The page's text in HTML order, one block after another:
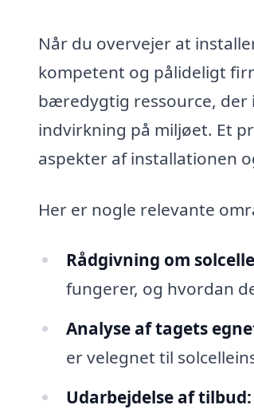
Når du overvejer at
kompetent og pålideligt
bæredygtig ressource, der
indvirkning på miljøet. Et
aspekter af installationen
Her er nogle relevante
Rådgivning om
fungerer, og hvordan
Analyse af tagets
er velegnet til
Udarbejdelse af tilbud: